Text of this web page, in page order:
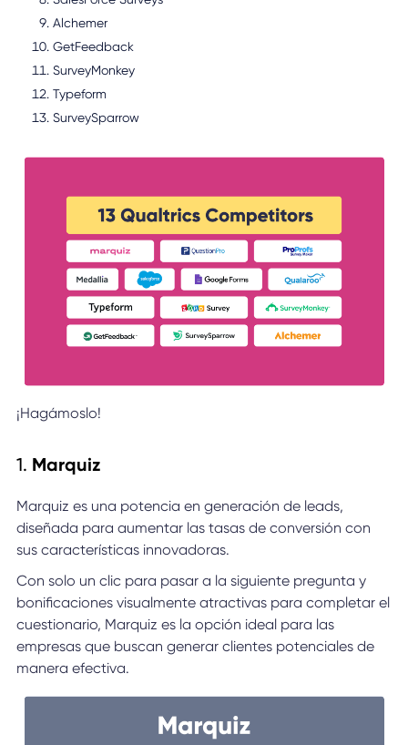
Alchemer
GetFeedback
SurveyMonkey
Typeform
SurveySparrow
¡Hagámoslo!
1. Marquiz
Marquiz es una potencia en generación de leads,
diseñada para aumentar las tasas de conversión con
sus características innovadoras.
Con solo un clic para pasar a la siguiente pregunta y
bonificaciones visualmente atractivas para completar el
cuestionario, Marquiz es la opción ideal para las
empresas que buscan generar clientes potenciales de
manera efectiva.